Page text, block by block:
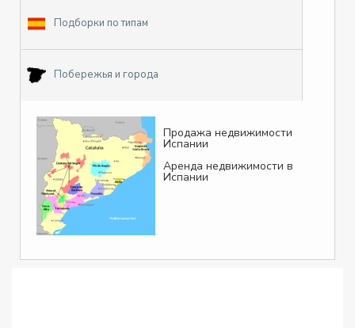
Подборки по типам
Побережья и города
Продажа недвижимости
Испании
Аренда недвижимости в
Испании